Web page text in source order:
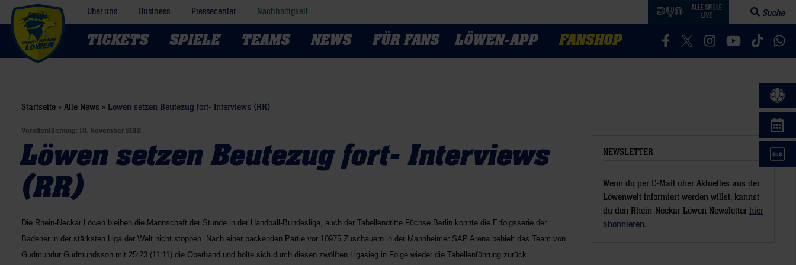
Über uns Business Pressecenter Nachhaltigkeit
Suchfeld
Suche
TICKETS SPIELE TEAMS NEWS FÜR FANS LÖWEN-APP FANSHOP Besucht uns auf Facebook
Besucht uns auf Twitter
Besucht uns auf
Besucht uns
Besucht
Startseite » Alle News » Löwen setzen Beutezug fort- Interviews (RR)
Veröffentlichung: 18. November 2012
Löwen setzen Beutezug fort- Interviews
(RR)
Die Rhein-Neckar Löwen bleiben die Mannschaft der Stunde in der Handball-Bundesliga, auch der Tabellendritte Füchse Berlin konnte die Erfolgsserie der
Badener in der stärksten Liga der Welt nicht stoppen. Nach einer packenden Partie vor 10975 Zuschauern in der Mannheimer SAP Arena behielt das Team von
Gudmundur Gudmundsson mit 25:23 (11:11) die Oberhand und holte sich durch diesen zwölften Ligasieg in Folge wieder die Tabellenführung zurück.
NEWSLETTER
Wenn du per E-Mail über Aktuelles aus der
Löwenwelt informiert werden willst, kannst
du den Rhein-Neckar Löwen Newsletter hier
abonnieren.